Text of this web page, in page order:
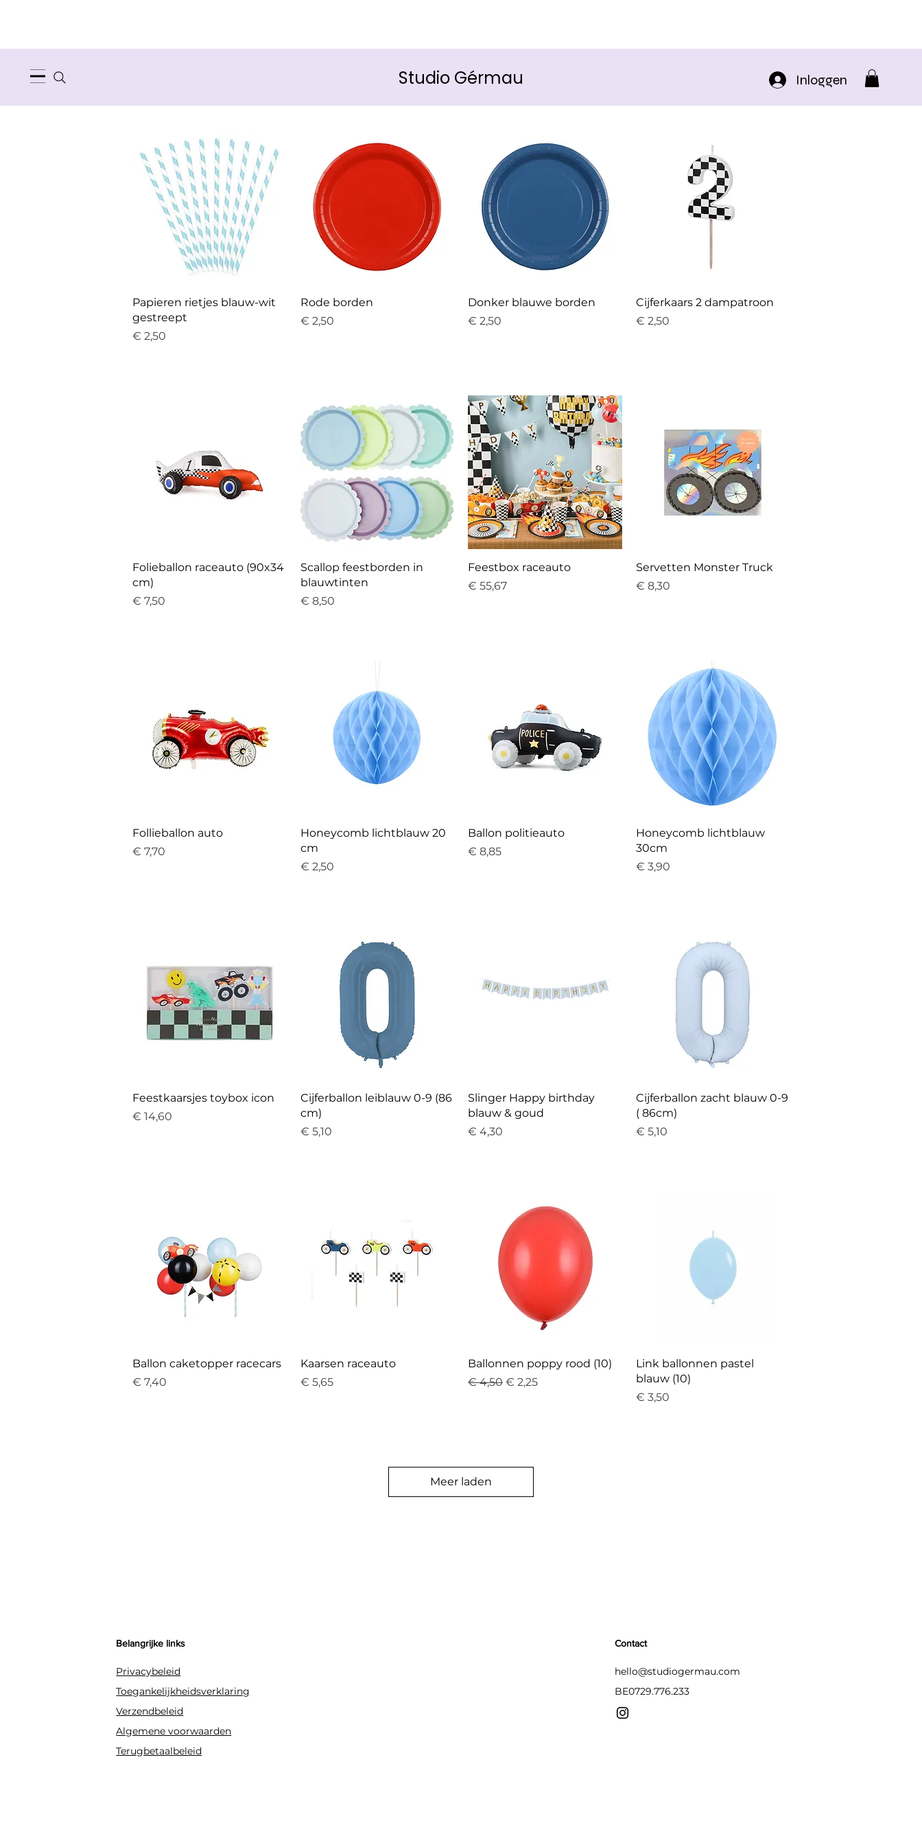
Studio Gérmau Inloggen
Papieren rietjes blauw-wit
gestreept
Prijs
€ 2,50
Rode borden
Prijs
€ 2,50
Donker blauwe borden
Prijs
€ 2,50
Cijferkaars 2 dampatroon
Prijs
€ 2,50
Folieballon raceauto (90x34
cm)
Prijs
€ 7,50
Scallop feestborden in
blauwtinten
Prijs
€ 8,50
Feestbox raceauto
Prijs
€ 55,67
Servetten Monster Truck
Prijs
€ 8,30
Follieballon auto
Prijs
€ 7,70
Honeycomb lichtblauw 20
cm
Prijs
€ 2,50
Ballon politieauto
Prijs
€ 8,85
Honeycomb lichtblauw
30cm
Prijs
€ 3,90
Feestkaarsjes toybox icon
Prijs
€ 14,60
Cijferballon leiblauw 0-9 (86
cm)
Prijs
€ 5,10
Slinger Happy birthday
blauw & goud
Prijs
€ 4,30
Cijferballon zacht blauw 0-9
( 86cm)
Prijs
€ 5,10
Ballon caketopper racecars
Prijs
€ 7,40
Kaarsen raceauto
Prijs
€ 5,65
Ballonnen poppy rood (10)
Normale prijs
€ 4,50 Verkoopprijs
€ 2,25
Link ballonnen pastel
blauw (10)
Prijs
€ 3,50
Meer laden
Belangrijke links
Privacybeleid
Toegankelijkheidsverklaring
Verzendbeleid
Algemene voorwaarden
Terugbetaalbeleid
Contact
hello@studiogermau.com
BE0729.776.233